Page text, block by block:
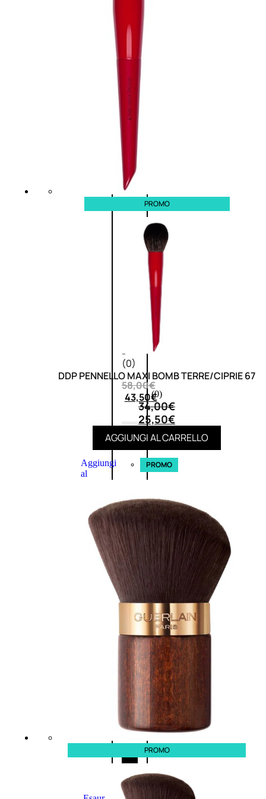
(0)
58,00
43,50
ESAURITO
Fragranze
Nature
Donna
L’OCCITANE
VERBENA
Valutato
5
(0)
58,00€
43,50€
Aggiungi
al
PROMO
Fragranze
Nature
Donna
L’OCCITANE
VERBENA
1
Valutato
0su
5
(0)
56,00€
42,00€
AGGIUNGI
AL
CARRELLO
PROMO
DDP PENNELLO MAXI BOMB TERRE/CIPRIE 67
(0)
34,00€
25,50€
AGGIUNGI AL CARRELLO
PROMO